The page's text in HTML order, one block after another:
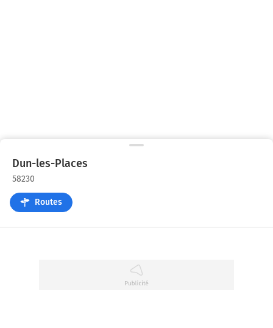
Dun-les-Places
58230
Routes